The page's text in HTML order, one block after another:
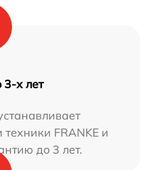
3-х лет
FRANKE и
до 3 лет.